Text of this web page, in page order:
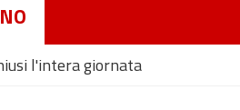
l'intera giornata